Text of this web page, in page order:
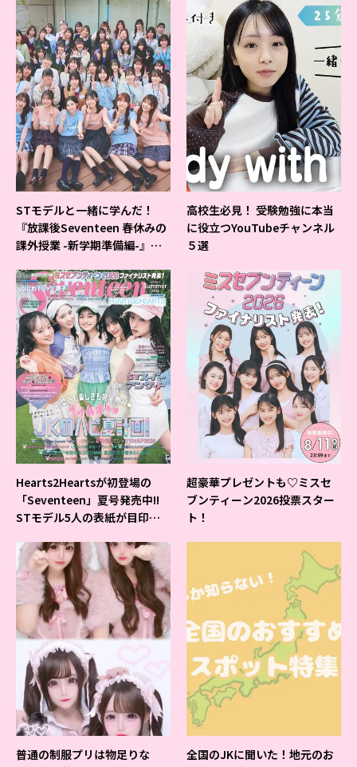
STモデルと一緒に学んだ！
『放課後Seventeen 春休みの
課外授業 -新学期準備編-』イ
高校生必見！ 受験勉強に本当
に役立つYouTubeチャンネル
５選
Hearts2Heartsが初登場の
「Seventeen」夏号発売中!!
STモデル5人の表紙が目印だ
超豪華プレゼントも♡ミスセ
ブンティーン2026投票スター
ト！
普通の制服プリは物足りな
全国のJKに聞いた！地元のお